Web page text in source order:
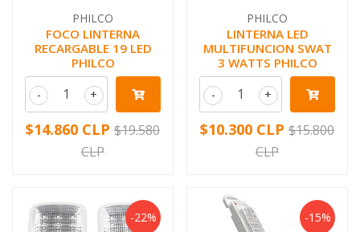
PHILCO
FOCO LINTERNA
RECARGABLE 19 LED
PHILCO
+
-
$14.860 CLP $19.580
CLP
PHILCO
LINTERNA LED
MULTIFUNCION SWAT
3 WATTS PHILCO
+
-
$10.300 CLP $15.800
CLP
-22% -15%